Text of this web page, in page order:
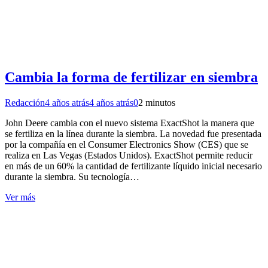
Cambia la forma de fertilizar en siembra
Redacción4 años atrás4 años atrás02 minutos
John Deere cambia con el nuevo sistema ExactShot la manera que
se fertiliza en la línea durante la siembra. La novedad fue presentada
por la compañía en el Consumer Electronics Show (CES) que se
realiza en Las Vegas (Estados Unidos). ExactShot permite reducir
en más de un 60% la cantidad de fertilizante líquido inicial necesario
durante la siembra. Su tecnología…
Ver más